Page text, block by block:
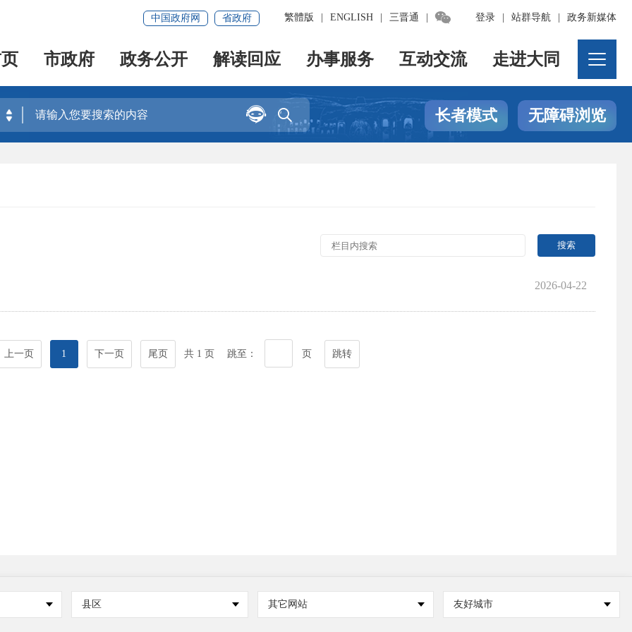
登录 站群导航 政务新媒体
繁體版 ENGLISH 三晋通 
中国政府网 省政府
市政府 政务公开 解读回应 办事服务 互动交流 走进大同

 长者模式 无障碍浏览
2026-04-22
上一页 1 下一页 尾页 共 1 页 跳至： 页 跳转
县区 其它网站 友好城市